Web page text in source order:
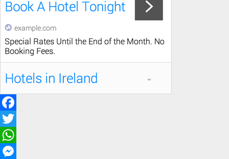
F
a
c
T
w
W